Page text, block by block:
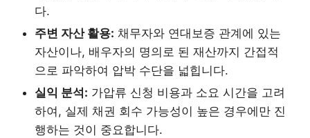
다.
주변 자산 활용: 채무자와 연대보증 관계에 있는
자산이나, 배우자의 명의로 된 재산까지 간접적
으로 파악하여 압박 수단을 넓힙니다.
실익 분석: 가압류 신청 비용과 소요 시간을 고려
하여, 실제 채권 회수 가능성이 높은 경우에만 진
행하는 것이 중요합니다.